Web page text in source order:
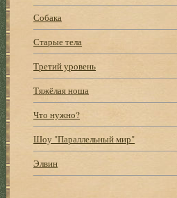
Собака
Старые тела
Третий уровень
Тяжёлая ноша
Что нужно?
Шоу "Параллельный мир"
Элвин